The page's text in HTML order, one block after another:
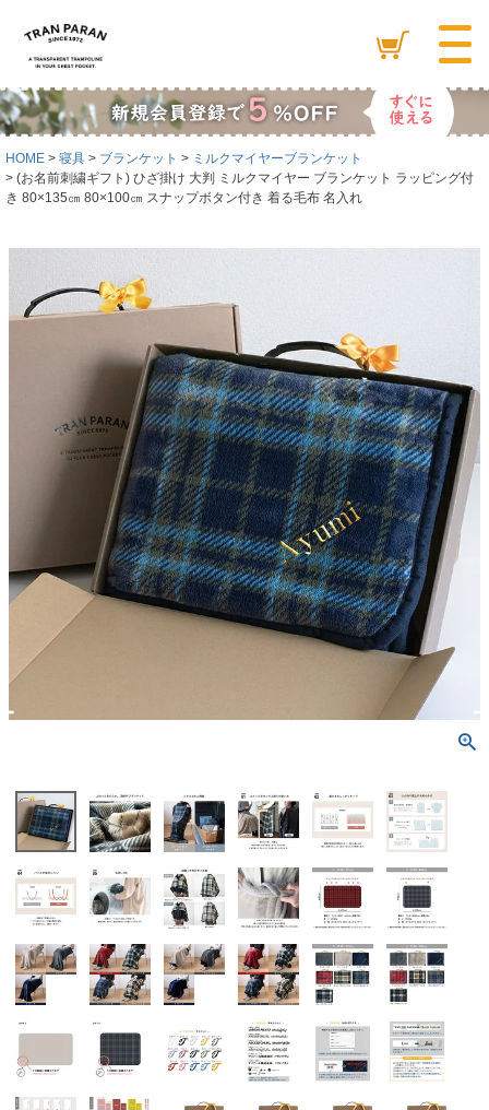
HOME 寝具 ブランケット
ミルクマイヤーブランケット
(お名前刺繍ギフト) ひざ掛け 大判 ミルクマイヤー ブランケット ラッピング付
き 80×135㎝ 80×100㎝ スナップボタン付き 着る毛布 名入れ